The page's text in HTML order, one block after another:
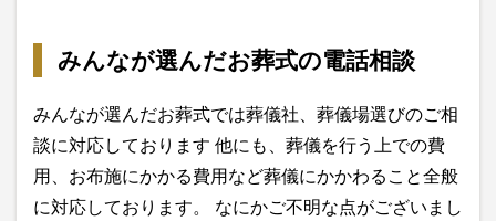
みんなが選んだお葬式の電話相談
みんなが選んだお葬式では葬儀社、葬儀場選びのご相
談に対応しております 他にも、葬儀を行う上での費
用、お布施にかかる費用など葬儀にかかわること全般
に対応しております。 なにかご不明な点がございまし